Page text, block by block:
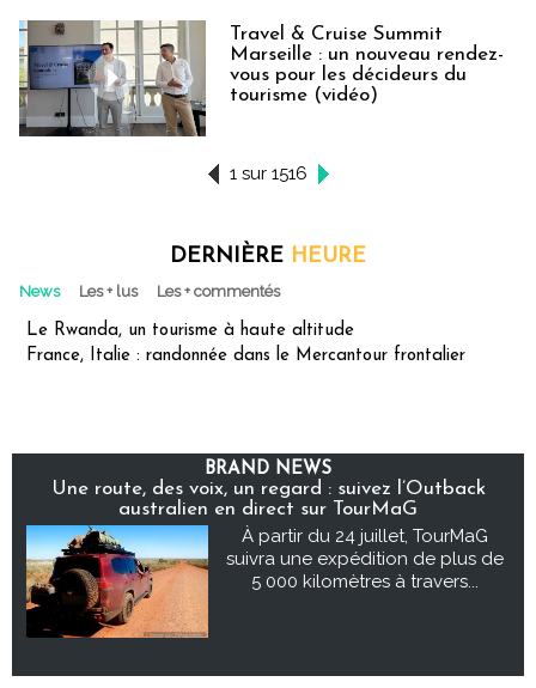
Travel & Cruise Summit
Marseille : un nouveau rendez-
vous pour les décideurs du
tourisme (vidéo)
1 sur 1516
DERNIÈRE HEURE
News Les + lus Les + commentés
Le Rwanda, un tourisme à haute altitude
France, Italie : randonnée dans le Mercantour frontalier
BRAND NEWS
Une route, des voix, un regard : suivez l’Outback
australien en direct sur TourMaG
À partir du 24 juillet, TourMaG
suivra une expédition de plus de
5 000 kilomètres à travers...